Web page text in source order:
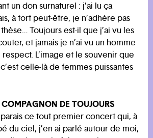
un don surnaturel : j’ai lu ça
à tort peut-être, je n’adhère pas
Toujours est-il que j’ai vu les
et jamais je n’ai vu un homme
L’image et le souvenir que
celle-là de femmes puissantes
DE TOUJOURS
ce tout premier concert qui, à
du ciel, j’en ai parlé autour de moi,